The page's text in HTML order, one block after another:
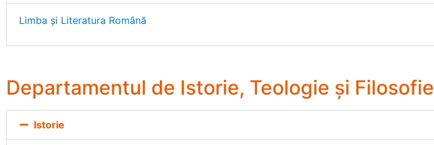
Limba și Literatura Română
Departamentul de Istorie, Teologie și Filosofie
Istorie